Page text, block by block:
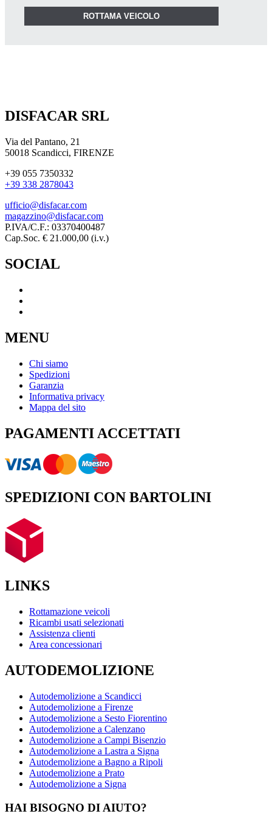
ROTTAMA VEICOLO
DISFACAR SRL
Via del Pantano, 21
50018 Scandicci, FIRENZE
+39 055 7350332
+39 338 2878043
ufficio@disfacar.com
magazzino@disfacar.com
P.IVA/C.F.: 03370400487
Cap.Soc. € 21.000,00 (i.v.)
SOCIAL
MENU
Chi siamo
Spedizioni
Garanzia
Informativa privacy
Mappa del sito
PAGAMENTI ACCETTATI
SPEDIZIONI CON BARTOLINI
LINKS
Rottamazione veicoli
Ricambi usati selezionati
Assistenza clienti
Area concessionari
AUTODEMOLIZIONE
Autodemolizione a Scandicci
Autodemolizione a Firenze
Autodemolizione a Sesto Fiorentino
Autodemolizione a Calenzano
Autodemolizione a Campi Bisenzio
Autodemolizione a Lastra a Signa
Autodemolizione a Bagno a Ripoli
Autodemolizione a Prato
Autodemolizione a Signa
HAI BISOGNO DI AIUTO?